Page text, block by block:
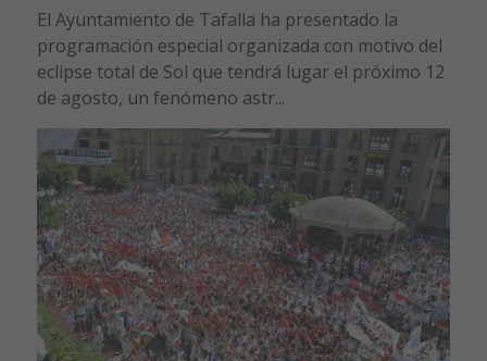
El Ayuntamiento de Tafalla ha presentado la
programación especial organizada con motivo del
eclipse total de Sol que tendrá lugar el próximo 12
de agosto, un fenómeno astr...